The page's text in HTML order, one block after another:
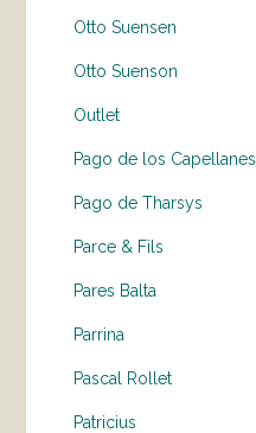
Otto Suensen
Otto Suenson
Outlet
Pago de los Capellanes
Pago de Tharsys
Parce & Fils
Pares Balta
Parrina
Pascal Rollet
Patricius